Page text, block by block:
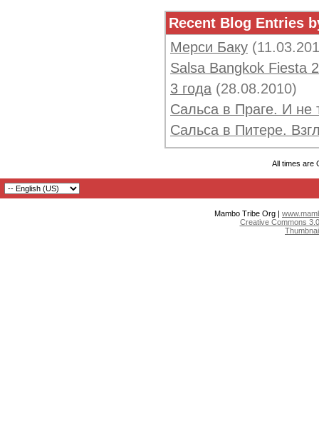
Recent Blog Entries
Мерси Баку
Salsa Bangkok Fiesta
3 года (28.08.2010)
Сальса в Праге. И не
Сальса в Питере.
All times are
Mambo Tribe Org |
Creative Commons